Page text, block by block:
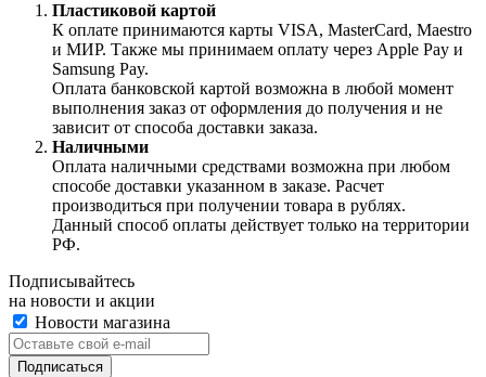
Пластиковой картой
К оплате принимаются карты VISA, MasterCard, Maestro
и МИР. Также мы принимаем оплату через Apple Pay и
Samsung Pay.
Оплата банковской картой возможна в любой момент
выполнения заказ от оформления до получения и не
зависит от способа доставки заказа.
Наличными
Оплата наличными средствами возможна при любом
способе доставки указанном в заказе. Расчет
производиться при получении товара в рублях.
Данный способ оплаты действует только на территории
РФ.
Подписывайтесь
на новости и акции
Новости магазина